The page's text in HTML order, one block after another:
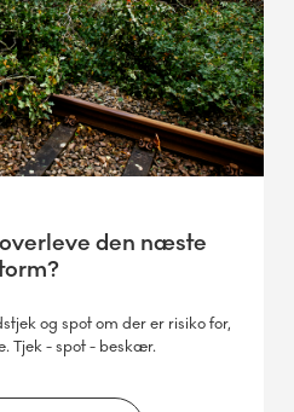
den næste
og spot om der er risiko for,
Tjek - spot - beskær.